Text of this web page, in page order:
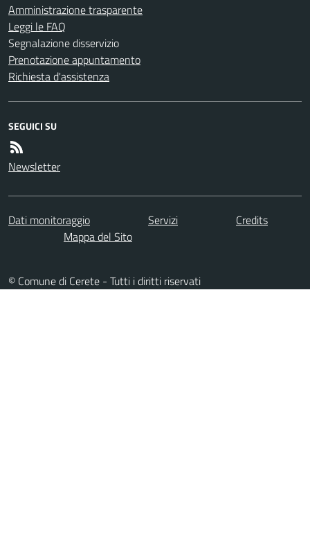
Amministrazione trasparente
Leggi le FAQ
Segnalazione disservizio
Prenotazione appuntamento
Richiesta d'assistenza
SEGUICI SU
Newsletter
Dati monitoraggio Servizi
Credits
Mappa del Sito
© Comune di Cerete - Tutti i diritti riservati